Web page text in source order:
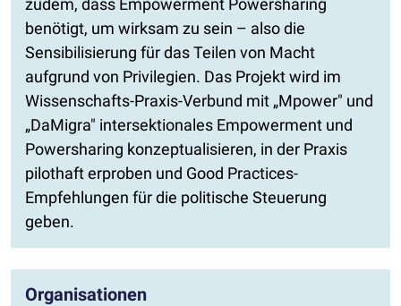
benötigt, um wirksam zu sein – also die
Sensibilisierung für das Teilen von Macht
aufgrund von Privilegien. Das Projekt wird im
Wissenschafts-Praxis-Verbund mit „Mpower" und
„DaMigra" intersektionales Empowerment und
Powersharing konzeptualisieren, in der Praxis
pilothaft erproben und Good Practices-
Empfehlungen für die politische Steuerung
geben.
Organisationen